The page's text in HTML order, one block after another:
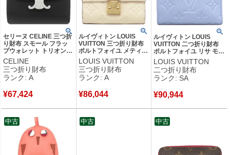
セリーヌ CELINE 三つ折
り財布 スモール フラッ
プウォレット トリオンフ
カーフ ブラック シルバ
ー金具 黒
10D783DPV.38SI 【箱】
【中古】中古美品
CELINE
三つ折り財布
ランク: A
¥67,424
ルイヴィトン LOUIS
VUITTON 三つ折り財布
ポルトフォイユ メティス
コンパクト モノグラムア
ンプラント クレーム ゴ
ールド金具 白 M81071
RFID 【箱】 【中古】中
LOUIS VUITTON
三つ折り財布
ランク: A
¥86,044
ルイヴィトン LOUIS
VUITTON 二つ折り財布
ポルトフォイユ リサ モノ
グラムアンプラント ブル
ーフロス シルバー金具 コ
ンパクト M26518 RFID
【箱】 【中古】新品同様
LOUIS VUITTON
二つ折り財布
ランク: SA
¥90,944
中古 中古 中古